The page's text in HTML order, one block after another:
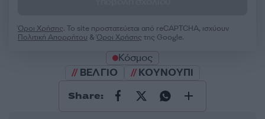
Όροι Χρήσης. Το site προστατεύεται από reCAPTCHA, ισχύουν
Πολιτική Απορρήτου &Όροι Χρήσης της Google.
Κόσμος
ΒΕΛΓΙΟ
ΚΟΥΝΟΥΠΙ
Share: